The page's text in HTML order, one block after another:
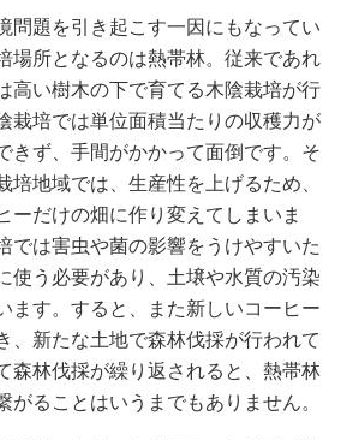
問題を引き起こす一因にもなってい
場所となるのは熱帯林。従来であれ
高い樹木の下で育てる木陰栽培が行
栽培では単位面積当たりの収穫力が
きず、手間がかかって面倒です。そ
培地域では、生産性を上げるため、
ーだけの畑に作り変えてしまいま
では害虫や菌の影響をうけやすいた
使う必要があり、土壌や水質の汚染
ます。すると、また新しいコーヒー
、新たな土地で森林伐採が行われて
森林伐採が繰り返されると、熱帯林
がることはいうまでもありません。